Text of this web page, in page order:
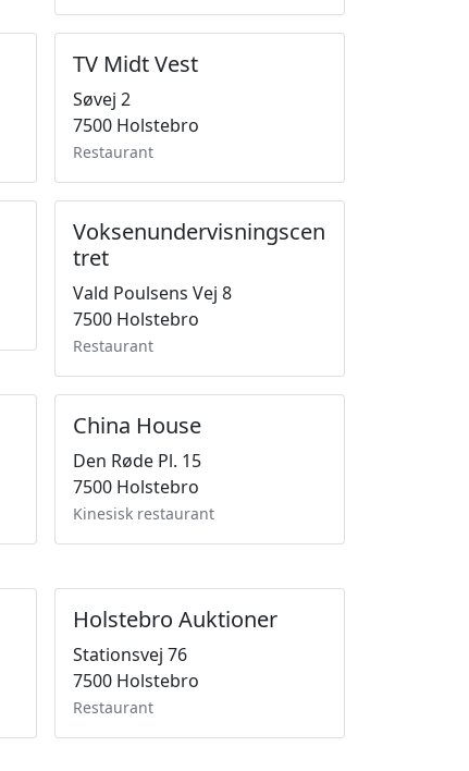
TV Midt Vest
Søvej 2
7500 Holstebro
Restaurant
Voksenundervisningscen
tret
Vald Poulsens Vej 8
7500 Holstebro
Restaurant
China House
Den Røde Pl. 15
7500 Holstebro
Kinesisk restaurant
Holstebro Auktioner
Stationsvej 76
7500 Holstebro
Restaurant